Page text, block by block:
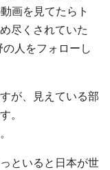
画を見てたらト
尽くされていた
人をフォローし
が、見えている部
。
といると日本が世